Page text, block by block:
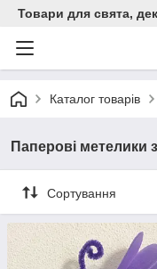
Товари для свята,
Каталог товарів
Паперові метелики
Сортування